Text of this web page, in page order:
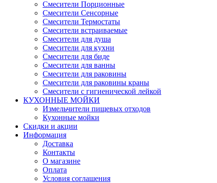
Смесители Порционные
Смесители Сенсорные
Смесители Термостаты
Смесители встраиваемые
Смесители для душа
Смесители для кухни
Смесители для биде
Смесители для ванны
Смесители для раковины
Смесители для раковины краны
Смесители с гигиенической лейкой
КУХОННЫЕ МОЙКИ
Измельчители пищевых отходов
Кухонные мойки
Скидки и акции
Информация
Доставка
Контакты
О магазине
Оплата
Условия соглашения